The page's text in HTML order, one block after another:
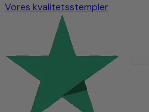
Vores kvalitetsstempler